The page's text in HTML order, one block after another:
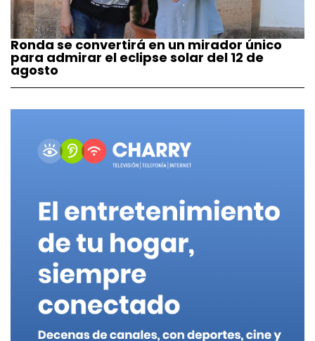
Ronda se convertirá en un mirador único
para admirar el eclipse solar del 12 de
agosto